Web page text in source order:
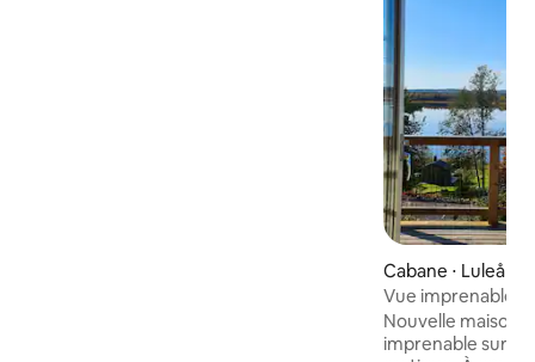
Cabane ⋅ Luleå
Vue imprenable
Nouvelle maison/
imprenable sur la